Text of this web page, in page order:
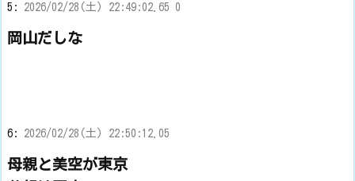
5: 2026/02/28(土) 22:49:02.65 0
岡山だしな
6: 2026/02/28(土) 22:50:12.05
母親と美空が東京